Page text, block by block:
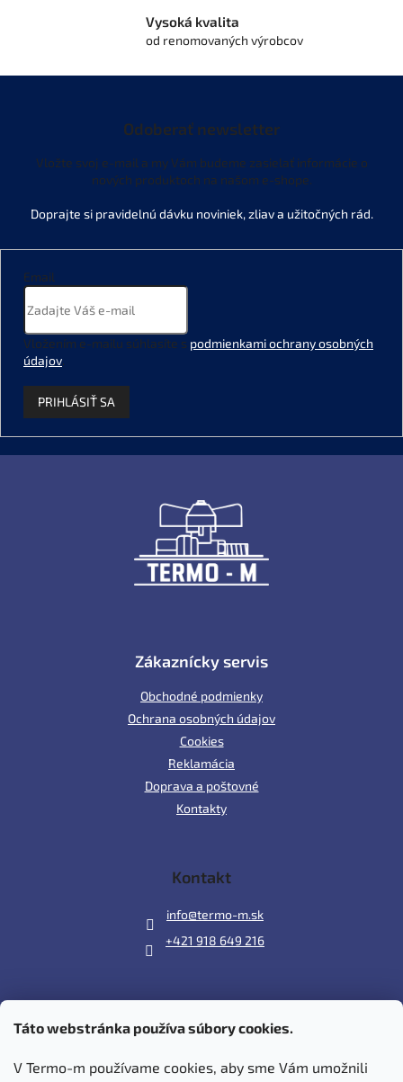
Táto webstránka používa súbory cookies.
V Termo-m používame cookies, aby sme Vám umožnili
s
u
Vysoká kvalita
od renomovaných výrobcov
Odoberať newsletter
Vložte svoj e-mail a my Vám budeme zasielať informácie o
nových produktoch na našom e-shope.
Email
Vložením e-mailu súhlasíte s podmienkami ochrany osobných
údajov.
PRIHLÁSIŤ SA
Zákaznícky servis
Obchodné podmienky
Ochrana osobných údajov
Cookies
Reklamácia
Doprava a poštovné
Kontakty
Kontakt
info@termo-m.sk
+421 918 649 216
Prijímame online platby